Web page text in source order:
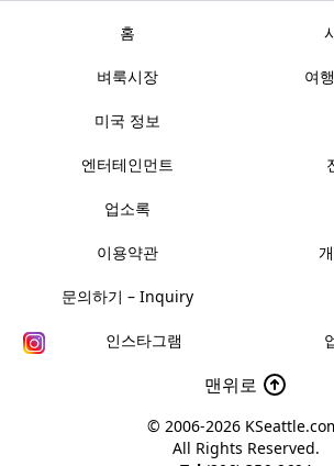
홈
벼룩시장 여
미국 정보
엔터테인먼트
업소록
이용약관
문의하기 – Inquiry
인스타그램
맨위로
© 2006-2026
All Rights Reserved.